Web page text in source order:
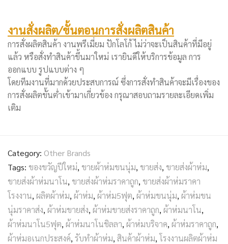
งานสั่งผลิต/ขั้นตอนการสั่งผลิตสินค้า
การสั่งผลิตสินค้า งานพรีเมี่ยม ปักโลโก้ ไม่ว่าจะเป็นสินค้าที่มีอยู่
แล้ว หรือสั่งทำสินค้าขึ้นมาใหม่ เรายินดีให้บริการข้อมูล การ
ออกแบบ รูปแบบต่าง ๆ
โดยทีมงานที่มากด้วยประสบการณ์ ซึ่งการสั่งทำสินค้าจะมีเรื่องของ
การสั่งผลิตขั้นต่ำเข้ามาเกี่ยวข้อง กรุณาสอบถามรายละเอียดเพิ่ม
เติม
Category: Other Brands
Tags: ของขวัญปีใหม่, ขายผ้าห่มขนนุ่ม, ขายส่ง, ขายส่งผ้าห่ม,
ขายส่งผ้าห่มนาโน, ขายส่งผ้าห่มราคาถูก, ขายส่งผ้าห่มราคา
โรงงาน, ผลิตผ้าห่ม, ผ้าห่ม, ผ้าห่ม5ฟุต, ผ้าห่มขนนุ่ม, ผ้าห่มขน
นุ่มราคาส่ง, ผ้าห่มขายส่ง, ผ้าห่มขายส่งราคาถูก, ผ้าห่มนาโน,
ผ้าห่มนาโน5ฟุต, ผ้าห่มนาโนชิลลา, ผ้าห่มบริจาค, ผ้าห่มราคาถูก,
ผ้าห่มอเนกประสงค์, รับทำผ้าห่ม, สินค้าผ้าห่ม, โรงงานผลิตผ้าห่ม